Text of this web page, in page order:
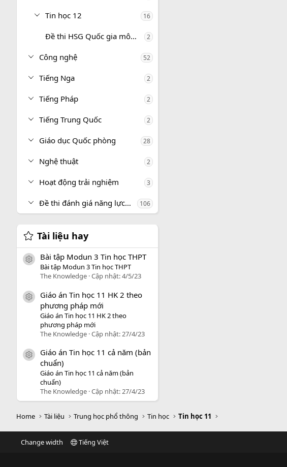
Tin học 12 16
Đề thi HSG Quốc gia môn Tin học 2
Công nghệ 52
Tiếng Nga 2
Tiếng Pháp 2
Tiếng Trung Quốc 2
Giáo dục Quốc phòng 28
Nghệ thuật 2
Hoạt động trải nghiệm 3
Đề thi đánh giá năng lực, tư duy 106
Tài liệu hay
icon tài liệu
Bài tập Modun 3 Tin học THPT
Bài tập Modun 3 Tin học THPT
The Knowledge Cập nhật:4/5/23
icon tài liệu
Giáo án Tin học 11 HK 2 theo
phương pháp mới
Giáo án Tin học 11 HK 2 theo
phương pháp mới
The Knowledge Cập nhật:27/4/23
icon tài liệu
Giáo án Tin học 11 cả năm (bản
chuẩn)
Giáo án Tin học 11 cả năm (bản
chuẩn)
The Knowledge Cập nhật:27/4/23
Home Tài liệu Trung học phổ thông Tin học Tin học 11
Change width Tiếng Việt